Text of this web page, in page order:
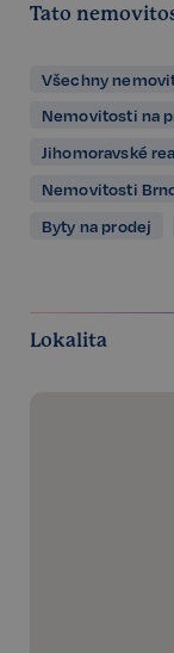
Tato
Všechny
Nemovitosti na
Jihomoravské
Nemovitosti
Byty na prodej
Lokalita